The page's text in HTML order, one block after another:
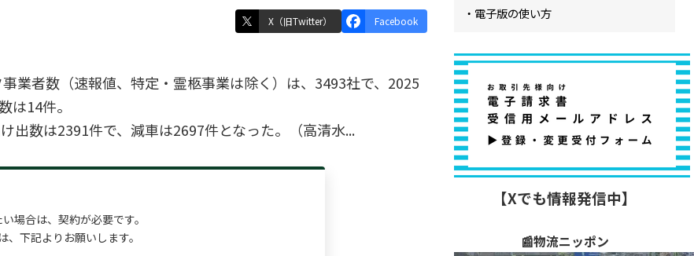
X（旧Twitter） Facebook
業者数（速報値、特定・霊柩事業は除く）は、3493社で、2025
は14件。
数は2391件で、減車は2697件となった。（高清水...
場合は、契約が必要です。
、下記よりお願いします。
・電子版の使い方
【Xでも情報発信中】
📰物流ニッポン